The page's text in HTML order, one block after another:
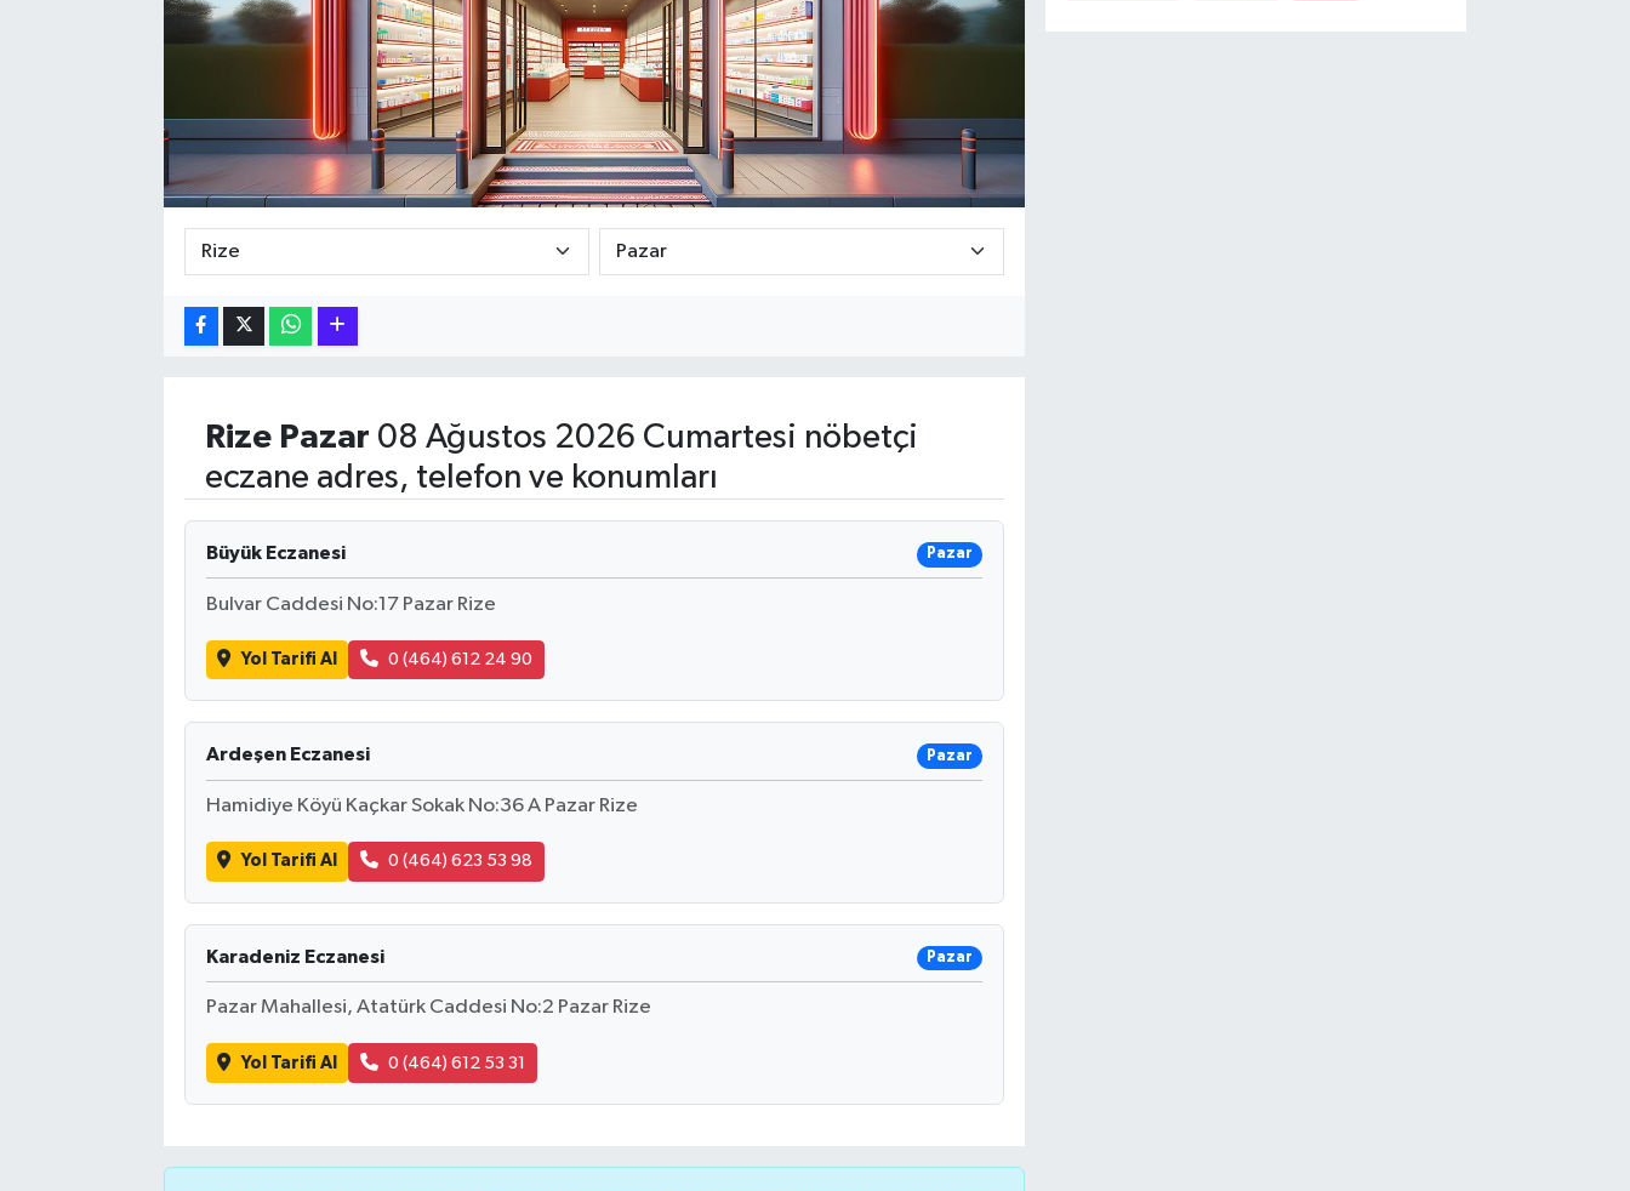
Rize Pazar 08 Ağustos 2026 Cumartesi nöbetçi
eczane adres, telefon ve konumları
Büyük Eczanesi Pazar
Bulvar Caddesi No:17 Pazar Rize
Yol Tarifi Al 0 (464) 612 24 90
Ardeşen Eczanesi Pazar
Hamidiye Köyü Kaçkar Sokak No:36 A Pazar Rize
Yol Tarifi Al 0 (464) 623 53 98
Karadeniz Eczanesi Pazar
Pazar Mahallesi, Atatürk Caddesi No:2 Pazar Rize
Yol Tarifi Al 0 (464) 612 53 31
Hakkari Haber
KÜLTÜR SANAT